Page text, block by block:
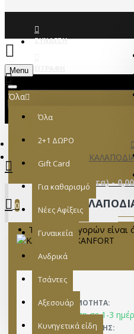
ΣΎΝΔΕΣΗ
Menu
0 προϊόν(τα) -
0
Το καλάθι αγορών είναι
Όλα
Όλα
2+1 ΔΩΡΟ
Gift Card
Για καθαρισμό
Νέες Αφίξεις
Γυναικεία
Ανδρικά
Τσάντες
Αξεσουάρ
Κυνηγετικά είδη
ΔΙΑΘΕΣΙΜΌΤΗΤΑ:
Παράδοση σε 1-3
ΚΑΤΑΣΚΕΥΑΣΤΉΣ: